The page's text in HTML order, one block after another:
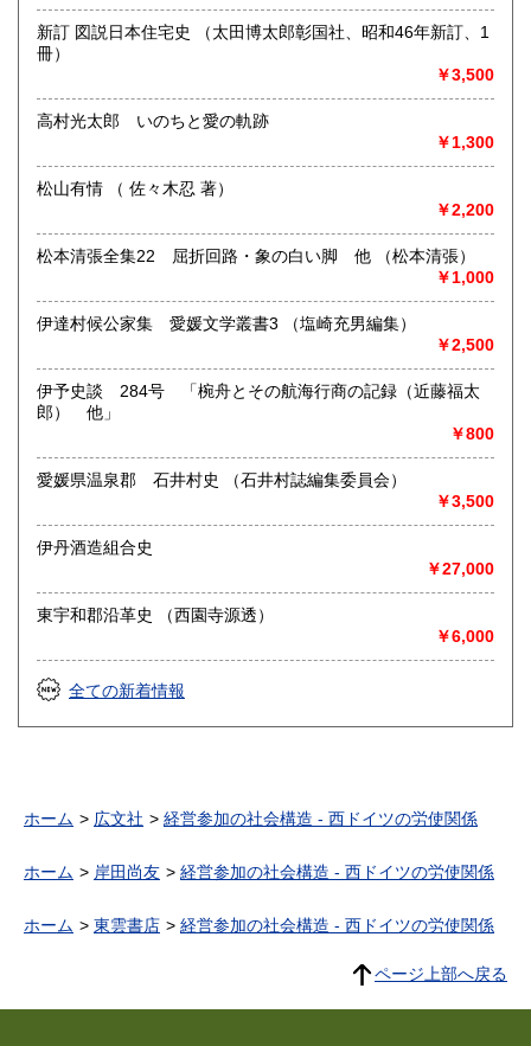
沖縄県 600円
書籍の買取について
取り扱い分野
哲学宗教、歴史、社会科学、美術工芸、近代文献、趣味、古
書一般（その他）
新訂 図説日本住宅史 （太田博太郎彰国社、昭和46年新訂、1
冊）
￥3,500
高村光太郎 いのちと愛の軌跡
￥1,300
松山有情 （ 佐々木忍 著）
￥2,200
松本清張全集22 屈折回路・象の白い脚 他 （松本清張）
￥1,000
伊達村候公家集 愛媛文学叢書3 （塩崎充男編集）
￥2,500
伊予史談 284号 「椀舟とその航海行商の記録（近藤福太
郎） 他」
￥800
愛媛県温泉郡 石井村史 （石井村誌編集委員会）
￥3,500
伊丹酒造組合史
￥27,000
東宇和郡沿革史 （西園寺源透）
￥6,000
全ての新着情報
ホーム 広文社 経営参加の社会構造 - 西ドイツの労使関係
ホーム 岸田尚友 経営参加の社会構造 - 西ドイツの労使関係
ホーム 東雲書店 経営参加の社会構造 - 西ドイツの労使関係
ページ上部へ戻る